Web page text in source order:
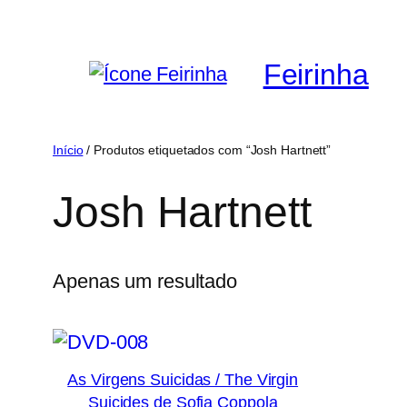
Feirinha
Início/ Produtos etiquetados com “Josh Hartnett”
Josh Hartnett
Apenas um resultado
As Virgens Suicidas / The Virgin
Suicides de Sofia Coppola